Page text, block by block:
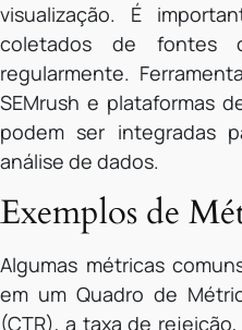
visualização. É
coletados de fontes
regularmente.
SEMrush e plataformas
podem ser integradas
análise de dados.
Exemplos de
Algumas métricas
em um Quadro de
(CTR), a taxa de